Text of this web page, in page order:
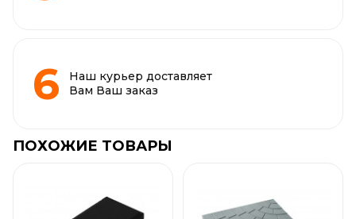
Наш курьер доставляет
Вам Ваш заказ
ПОХОЖИЕ ТОВАРЫ